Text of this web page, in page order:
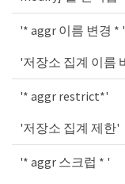
'* aggr 이름 변경 * '
'저장소 집계 이름
'* aggr restrict*'
'저장소 집계 제한'
'* aggr 스크럽 * '